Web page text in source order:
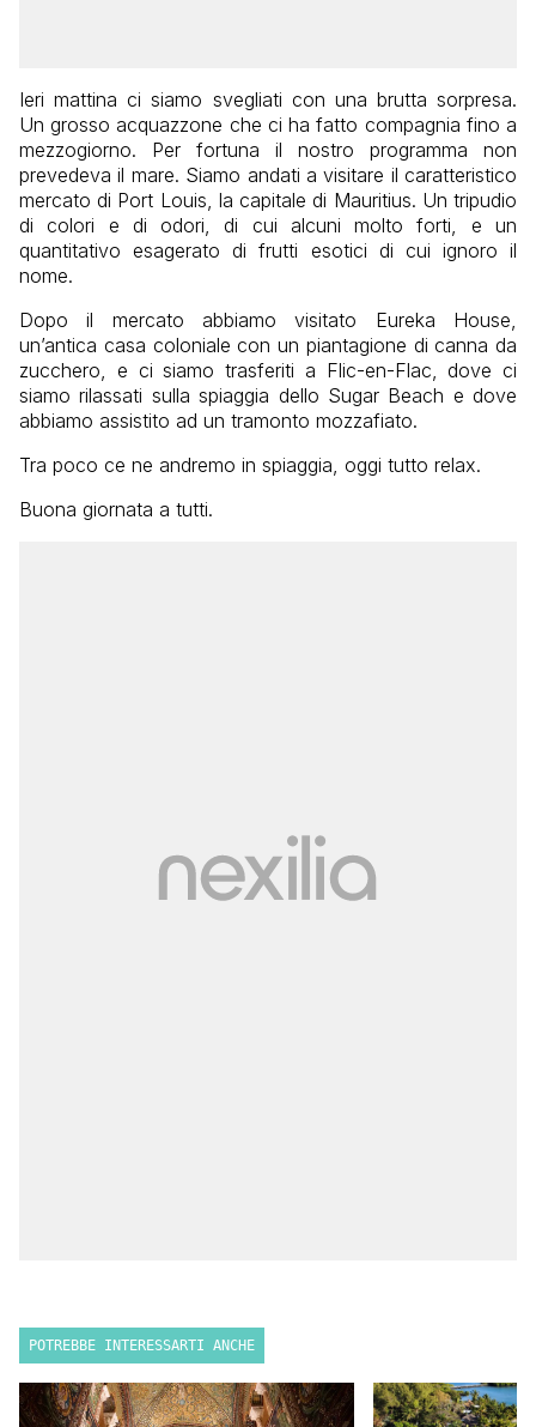
Ieri mattina ci siamo svegliati con una brutta sorpresa.
Un grosso acquazzone che ci ha fatto compagnia fino a
mezzogiorno. Per fortuna il nostro programma non
prevedeva il mare. Siamo andati a visitare il caratteristico
mercato di Port Louis, la capitale di Mauritius. Un tripudio
di colori e di odori, di cui alcuni molto forti, e un
quantitativo esagerato di frutti esotici di cui ignoro il
nome.
Dopo il mercato abbiamo visitato Eureka House,
un’antica casa coloniale con un piantagione di canna da
zucchero, e ci siamo trasferiti a Flic-en-Flac, dove ci
siamo rilassati sulla spiaggia dello Sugar Beach e dove
abbiamo assistito ad un tramonto mozzafiato.
Tra poco ce ne andremo in spiaggia, oggi tutto relax.
Buona giornata a tutti.
POTREBBE INTERESSARTI ANCHE